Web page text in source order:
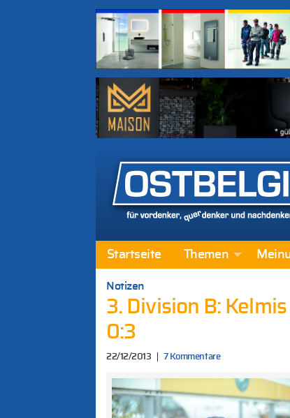
Startseite Themen
Notizen
3. Division B:
0:3
22/12/2013 7 Kommentare